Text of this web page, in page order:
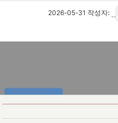
2026-05-31 작성자: